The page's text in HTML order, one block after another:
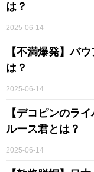
は？
2025-06-14
【不満爆発】バ
は？
2025-06-14
【デコピンのラ
ルース君とは？
2025-06-14